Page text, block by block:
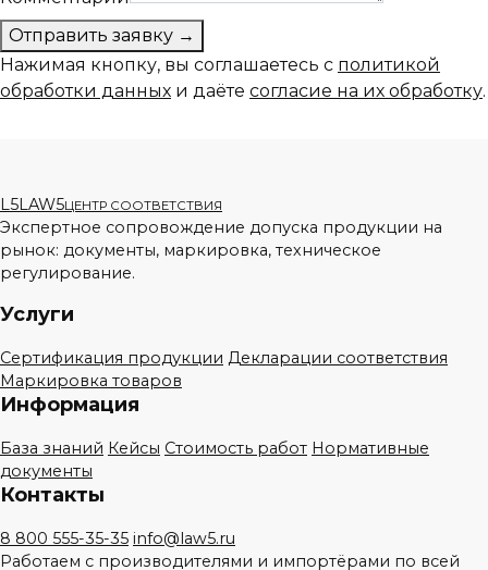
Отправить заявку →
Нажимая кнопку, вы соглашаетесь с политикой
обработки данных и даёте согласие на их обработку.
L5LAW5ЦЕНТР СООТВЕТСТВИЯ
Экспертное сопровождение допуска продукции на
рынок: документы, маркировка, техническое
регулирование.
Услуги
Сертификация продукции Декларации соответствия
Маркировка товаров
Информация
База знаний Кейсы Стоимость работ Нормативные
документы
Контакты
8 800 555-35-35 info@law5.ru
Работаем с производителями и импортёрами по всей